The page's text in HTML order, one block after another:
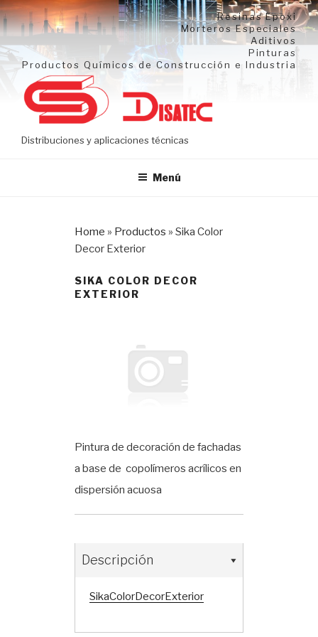
Ir
al
contenido
Resinas Epoxi
Morteros Especiales
Aditivos
Pinturas
Productos Químicos de Construcción e Industria
Distribuciones y aplicaciones técnicas
Menú
Home » Productos »Sika Color
Decor Exterior
SIKA COLOR DECOR
EXTERIOR
Pintura de decoración de fachadas
a base de copolímeros acrílicos en
dispersión acuosa
Descripción
SikaColorDecorExterior